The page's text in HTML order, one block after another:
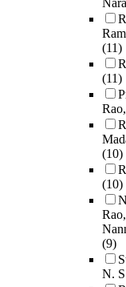
(11)
(11)
(10)
(10)
Rao,
(9)
N. S